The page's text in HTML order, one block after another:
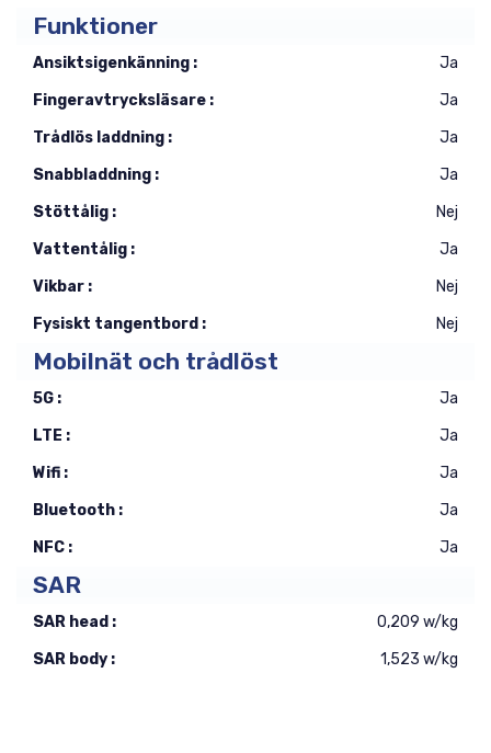
Funktioner
Ansiktsigenkänning :
Ja
Fingeravtrycksläsare :
Ja
Trådlös laddning :
Ja
Snabbladdning :
Ja
Stöttålig :
Nej
Vattentålig :
Ja
Vikbar :
Nej
Fysiskt tangentbord :
Nej
Mobilnät och trådlöst
5G :
Ja
LTE :
Ja
Wifi :
Ja
Bluetooth :
Ja
NFC :
Ja
SAR
SAR head :
0,209 w/kg
SAR body :
1,523 w/kg